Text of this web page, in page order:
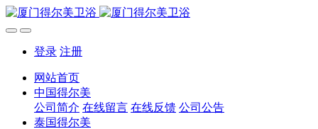
登录 注册
网站首页
中国得尔美
公司简介 在线留言 在线反馈 公司公告
泰国得尔美